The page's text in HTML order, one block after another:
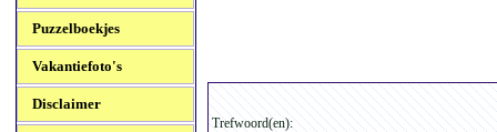
Puzzelboekjes
Vakantiefoto's
Disclaimer
Trefwoord(en):